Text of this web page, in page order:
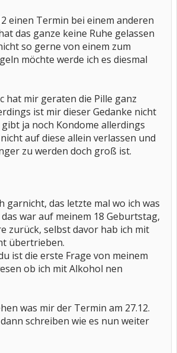
einen Termin bei einem anderen
das ganze keine Ruhe gelassen
so gerne von einem zum
möchte werde ich es diesmal
hat mir geraten die Pille ganz
ist mir dieser Gedanke nicht
ja noch Kondome allerdings
auf diese allein verlassen und
zu werden doch groß ist.
garnicht, das letzte mal wo ich was
war auf meinem 18 Geburtstag,
zurück, selbst davor hab ich mit
übertrieben.
ist die erste Frage von meinem
ob ich mit Alkohol nen
was mir der Termin am 27.12.
schreiben wie es nun weiter